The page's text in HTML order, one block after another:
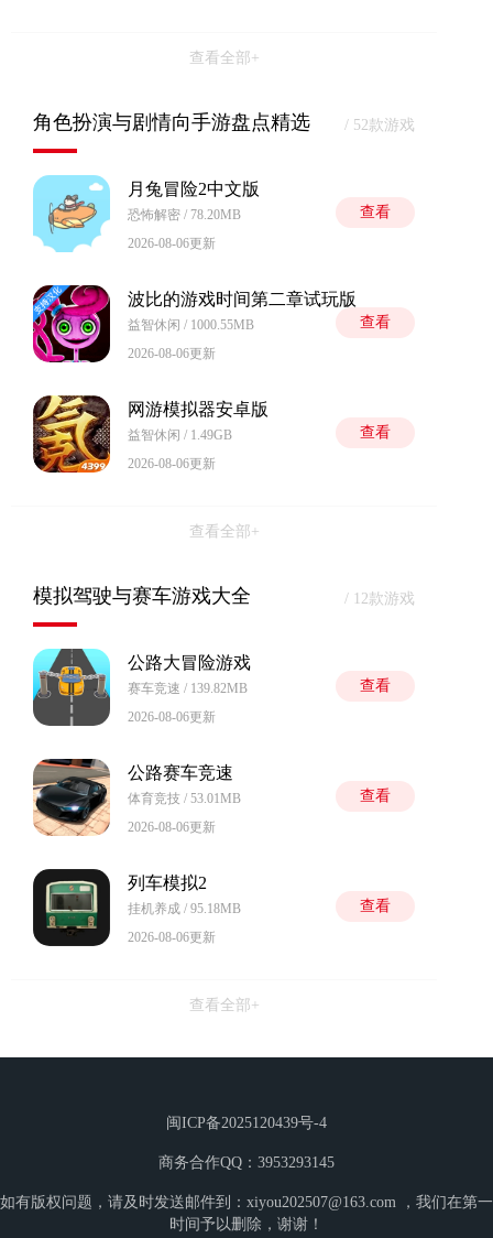
查看全部+
角色扮演与剧情向手游盘点精选 / 52款游戏
月兔冒险2中文版
恐怖解密 / 78.20MB
2026-08-06更新
查看
波比的游戏时间第二章试玩版
益智休闲 / 1000.55MB
2026-08-06更新
查看
网游模拟器安卓版
益智休闲 / 1.49GB
2026-08-06更新
查看
查看全部+
模拟驾驶与赛车游戏大全 / 12款游戏
公路大冒险游戏
赛车竞速 / 139.82MB
2026-08-06更新
查看
公路赛车竞速
体育竞技 / 53.01MB
2026-08-06更新
查看
列车模拟2
挂机养成 / 95.18MB
2026-08-06更新
查看
查看全部+
闽ICP备2025120439号-4
商务合作QQ：3953293145
如有版权问题，请及时发送邮件到：xiyou202507@163.com ，我们在第一
时间予以删除，谢谢！